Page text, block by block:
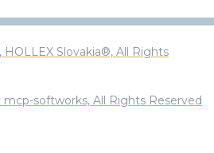
Slovakia®, All Rights
softworks, All Rights Reserved